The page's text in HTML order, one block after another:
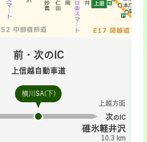
前・次のIC
上信越自動車道
横川SA(下)
上越方面
次のIC
碓氷軽井沢
10.3 km